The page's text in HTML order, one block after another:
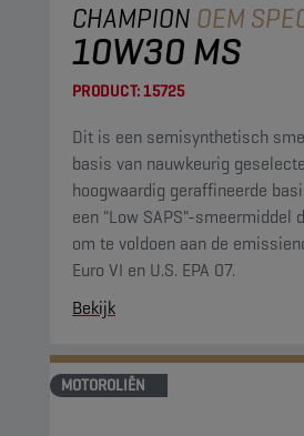
CHAMPION OEM
10W30 MS
PRODUCT:15725
Dit is een semisynthetisch
basis van nauwkeurig
hoogwaardig geraffineerde
een "Low SAPS"-smeermiddel
om te voldoen aan de
Euro VI en U.S. EPA 07.
Bekijk
MOTOROLIËN